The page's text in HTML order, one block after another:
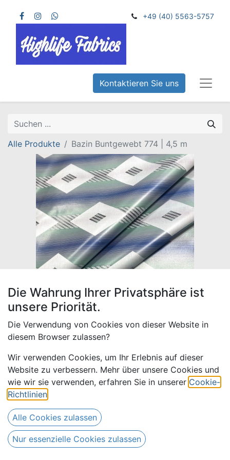
+49 (40) 5563-5757
Kontaktieren Sie uns
Alle Produkte Bazin Buntgewebt 774 | 4,5 m
Bazin Buntgewebt 774 | 4,5 m
76,50€
Versandkosten
Die Wahrung Ihrer Privatsphäre ist
unsere Priorität.
Die Verwendung von Cookies von dieser Website in
diesem Browser zulassen?
Wir verwenden Cookies, um Ihr Erlebnis auf dieser
Website zu verbessern. Mehr über unsere Cookies und
wie wir sie verwenden, erfahren Sie in unserer Cookie-
Richtlinien
Alle Cookies zulassen
Nur essenzielle Cookies zulassen